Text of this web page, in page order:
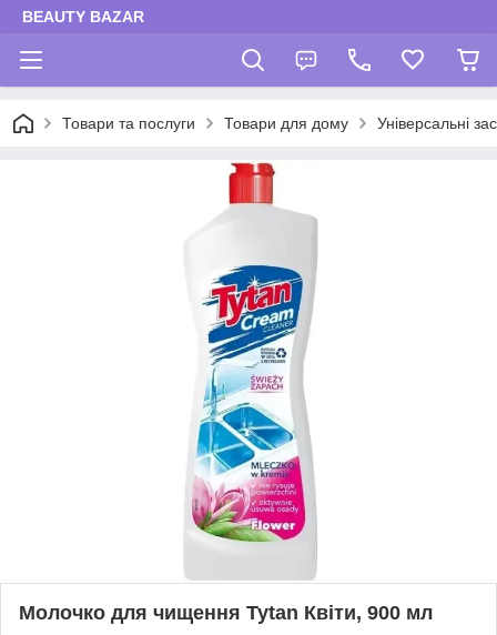
BEAUTY BAZAR
Товари та послуги Товари для дому Універсальні
Молочко для чищення Tytan Квіти, 900 мл